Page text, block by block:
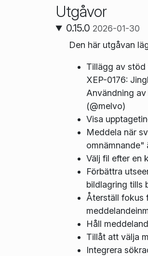
Utgåvor
0.15.0 2026-01-30
Den här utgåvan
Tillägg av stöd
XEP-0176:
Användning
(@melvo)
Visa
Meddela när
omnämnande"
Välj fil efter en
Förbättra
bildlagring tills
Återställ fokus
Håll
Tillåt att välja
Integrera